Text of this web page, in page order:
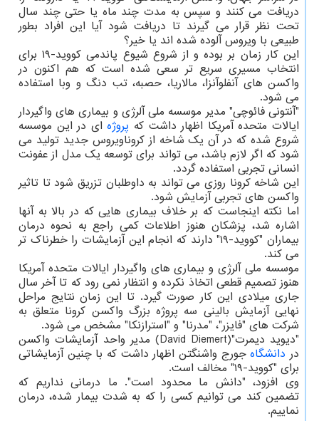
دریافت می کنند و سپس به مدت چند ماه یا حتی چند سال
تحت نظر قرار می گیرند تا دریافت شود آیا این افراد بطور
طبیعی با ویروس آلوده شده اند یا خیر؟
این کار زمان بر بوده و از شروع شیوع پاندمی کووید-۱۹ برای
انتخاب مسیری سریع تر سعی شده است که هم اکنون در
واکسن های آنفلوآنزا، مالاریا، حصبه، تب دنگ و وبا استفاده
می شود.
"آنتونی فائوچی" مدیر موسسه ملی آلرژی و بیماری های واگیردار
ایالات متحده آمریکا اظهار داشت که پروژهای در این موسسه
شروع شده که در آن یک شاخه از کروناویروس جدید تولید می
شود که اگر لازم باشد، می تواند برای توسعه یک مدل از عفونت
انسانی تجربی استفاده گردد.
این شاخه کرونا روزی می تواند به داوطلبان تزریق شود تا تاثیر
واکسن های تجربی آزمایش شود.
اما نکته اینجاست که بر خلاف بیماری هایی که در بالا به آنها
اشاره شد، پزشکان هنوز اطلاعات کمی راجع به نحوه درمان
بیماران "کووید-۱۹" دارند که انجام این آزمایشات را خطرناک تر
می کند.
موسسه ملی آلرژی و بیماری های واگیردار ایالات متحده آمریکا
هنوز تصمیم قطعی اتخاذ نکرده و انتظار نمی رود که تا آخر سال
جاری میلادی این کار صورت گیرد. تا این زمان نتایج مراحل
نهایی آزمایش بالینی سه پروژه بزرگ واکسن کرونا متعلق به
شرکت های "فایزر"، "مدرنا" و "استرازنکا" مشخص می شود.
"دیوید دیمرت"(David Diemert) مدیر واحد آزمایشات واکسن
در دانشگاهجورج واشنگتن اظهار داشت که با چنین آزمایشاتی
برای "کووید-۱۹" مخالف است.
وی افزود، "دانش ما محدود است". ما درمانی نداریم که
تضمین کند می توانیم کسی را که به شدت بیمار شده، درمان
نماییم.